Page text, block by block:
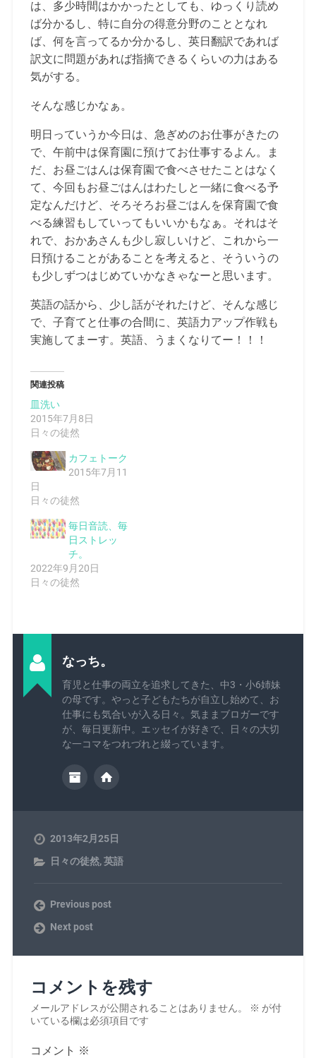
は、多少時間はかかったとしても、ゆっくり読め
ば分かるし、特に自分の得意分野のこととなれ
ば、何を言ってるか分かるし、英日翻訳であれば
訳文に問題があれば指摘できるくらいの力はある
気がする。
そんな感じかなぁ。
明日っていうか今日は、急ぎめのお仕事がきたの
で、午前中は保育園に預けてお仕事するよん。ま
だ、お昼ごはんは保育園で食べさせたことはなく
て、今回もお昼ごはんはわたしと一緒に食べる予
定なんだけど、そろそろお昼ごはんを保育園で食
べる練習もしていってもいいかもなぁ。それはそ
れで、おかあさんも少し寂しいけど、これから一
日預けることがあることを考えると、そういうの
も少しずつはじめていかなきゃなーと思います。
英語の話から、少し話がそれたけど、そんな感じ
で、子育てと仕事の合間に、英語力アップ作戦も
実施してまーす。英語、うまくなりてー！！！
関連投稿
皿洗い
2015年7月8日
日々の徒然
カフェトーク
2015年7月11
日
日々の徒然
毎日音読、毎
日ストレッ
チ。
2022年9月20日
日々の徒然
なっち。
育児と仕事の両立を追求してきた、中3・小6姉妹
の母です。やっと子どもたちが自立し始めて、お
仕事にも気合いが入る日々。気ままブロガーです
が、毎日更新中。エッセイが好きで、日々の大切
な一コマをつれづれと綴っています。
2013年2月25日
日々の徒然,英語
Previous post
Next post
コメントを残す
メールアドレスが公開されることはありません。 ※ が付
いている欄は必須項目です
コメント ※